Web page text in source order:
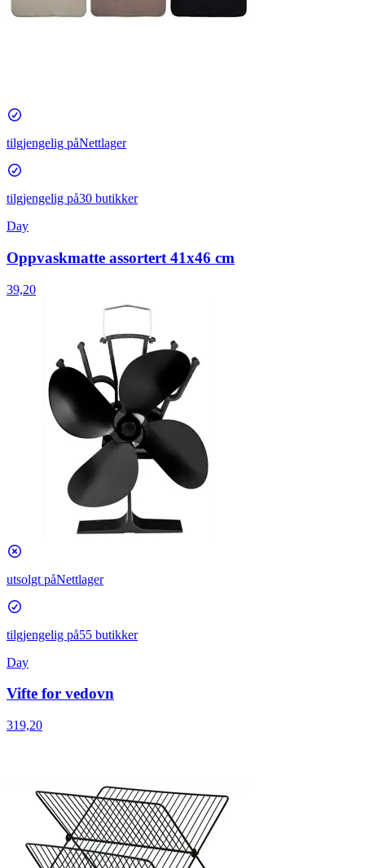
tilgjengelig påNettlager
tilgjengelig på30 butikker
Day
Oppvaskmatte assortert 41x46 cm
39,20
utsolgt påNettlager
tilgjengelig på55 butikker
Day
Vifte for vedovn
319,20